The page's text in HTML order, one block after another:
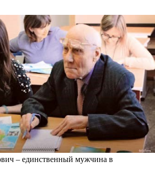
– единственный мужчина в